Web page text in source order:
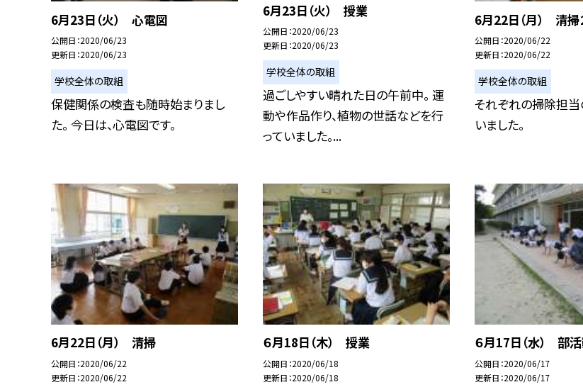
6月23日（火） 心電図
公開日 2020/06/23
更新日 2020/06/23
学校全体の取組
保健関係の検査も随時始まりまし
た。 今日は、心電図です。
6月23日（火） 授業
公開日 2020/06/23
更新日 2020/06/23
学校全体の取組
過ごしやすい晴れた日の午前中。 運
動や作品作り、植物の世話などを行
っていました。...
6月22日（月） 清掃
公開日 2020/06/22
更新日 2020/06/22
学校全体の取組
それぞれの掃除担
いました。
6月22日（月） 清掃
公開日 2020/06/22
更新日 2020/06/22
６月18日（木） 授業
公開日 2020/06/18
更新日 2020/06/18
６月17日（水） 部
公開日 2020/06/17
更新日 2020/06/17